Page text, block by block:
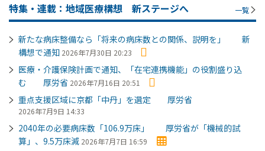
特集・連載：地域医療構想 新ステージへ 一覧
新たな病床整備なら「将来の病床数との関係、説明を」 新
構想で通知 2026年7月30日 20:23
医療・介護保険計画で通知、「在宅連携機能」の役割盛り込
む 厚労省 2026年7月16日 20:51
重点支援区域に京都「中丹」を選定 厚労省
2026年7月9日 14:33
2040年の必要病床数「106.9万床」 厚労省が「機械的試
算」、9.5万床減 2026年7月7日 16:59